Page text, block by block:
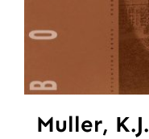
Muller, K.J.